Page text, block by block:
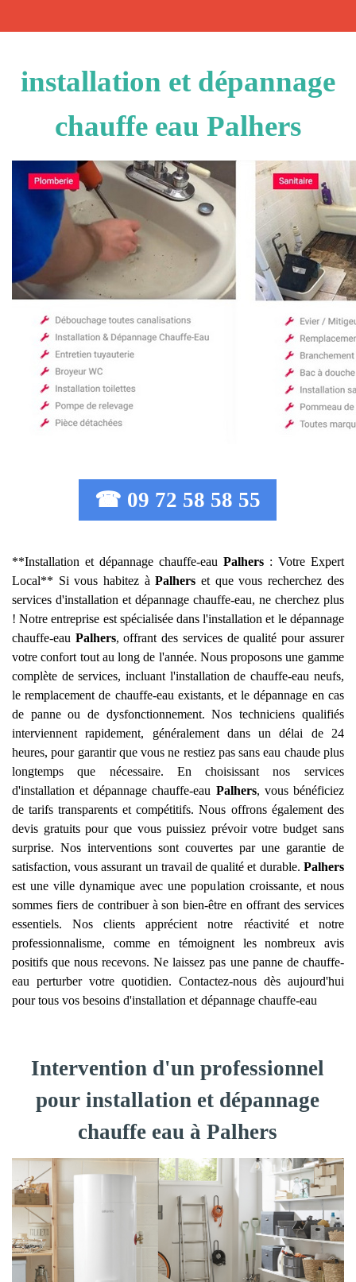
installation et dépannage
chauffe eau Palhers
☎ 09 72 58 58 55
**Installation et dépannage chauffe-eau Palhers: Votre Expert
Local** Si vous habitez àPalhers et que vous recherchez des
services d'installation et dépannage chauffe-eau, ne cherchez plus
! Notre entreprise est spécialisée dans l'installation et le dépannage
chauffe-eau Palhers, offrant des services de qualité pour assurer
votre confort tout au long de l'année. Nous proposons une gamme
complète de services, incluant l'installation de chauffe-eau neufs,
le remplacement de chauffe-eau existants, et le dépannage en cas
de panne ou de dysfonctionnement. Nos techniciens qualifiés
interviennent rapidement, généralement dans un délai de 24
heures, pour garantir que vous ne restiez pas sans eau chaude plus
longtemps que nécessaire. En choisissant nos services
d'installation et dépannage chauffe-eau Palhers, vous bénéficiez
de tarifs transparents et compétitifs. Nous offrons également des
devis gratuits pour que vous puissiez prévoir votre budget sans
surprise. Nos interventions sont couvertes par une garantie de
satisfaction, vous assurant un travail de qualité et durable. Palhers
est une ville dynamique avec une population croissante, et nous
sommes fiers de contribuer à son bien-être en offrant des services
essentiels. Nos clients apprécient notre réactivité et notre
professionnalisme, comme en témoignent les nombreux avis
positifs que nous recevons. Ne laissez pas une panne de chauffe-
eau perturber votre quotidien. Contactez-nous dès aujourd'hui
pour tous vos besoins d'installation et dépannage chauffe-eau
Intervention d'un professionnel
pour installation et dépannage
chauffe eau à Palhers